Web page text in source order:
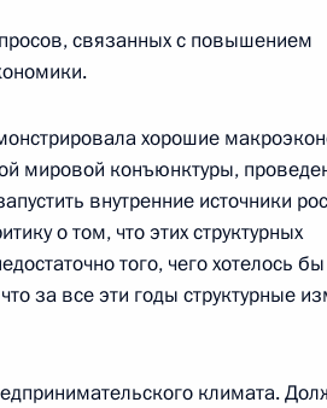
связанных с повышением
хорошие
мировой конъюнктуры,
внутренние источники
о том, что этих структурных
того, чего хотелось
за все эти годы структурные
климата.